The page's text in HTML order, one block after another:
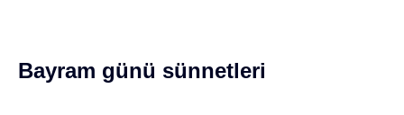
Bayram günü sünnetleri